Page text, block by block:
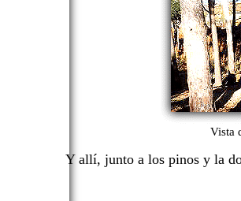
Vista
Y allí, junto a los pinos y la